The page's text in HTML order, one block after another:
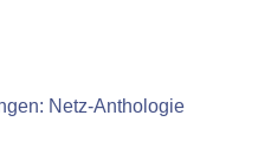
Netz-Anthologie